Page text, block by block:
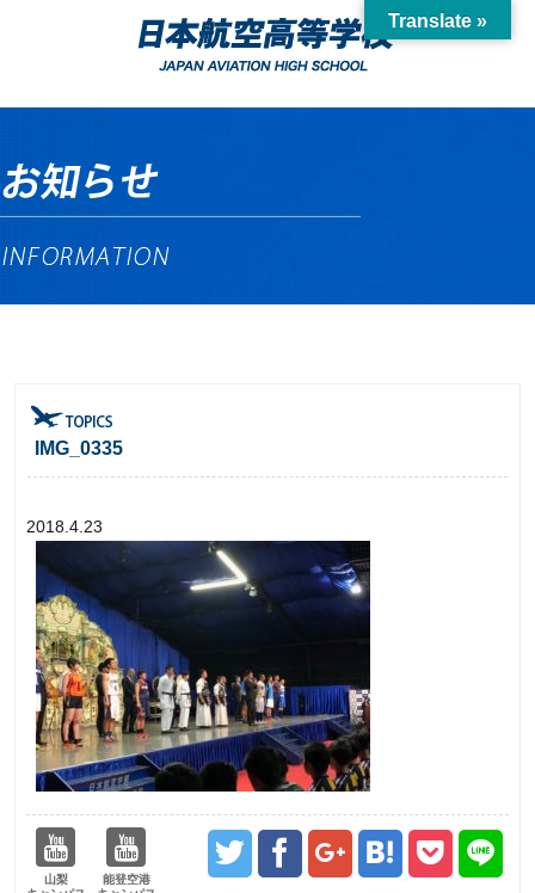
IMG_0335
2018.4.23
山梨
能登空港
Translate »